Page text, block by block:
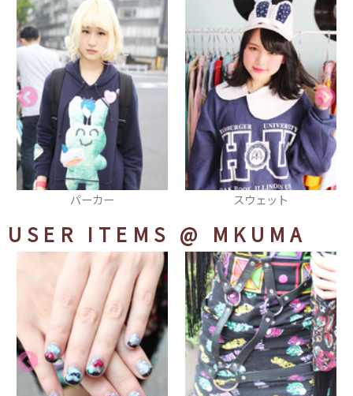
スウェット パンツ
USER ITEMS @ MKUMA